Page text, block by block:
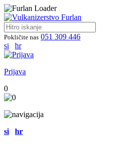
Pokličite nas 051 309 446
si
hr
Prijava
0
si hr